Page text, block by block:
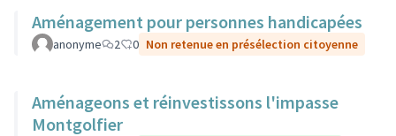
Aménagement pour personnes handicapées
anonyme 2 0 Non retenue en présélection citoyenne
Aménageons et réinvestissons l'impasse
Montgolfier